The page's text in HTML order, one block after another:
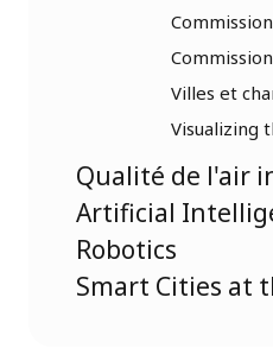
Villes et
Visualizing
Qualité de l'air
Artificial
Robotics
Smart Cities at